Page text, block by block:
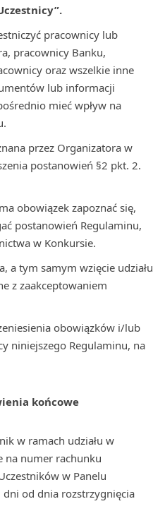
pracownicy lub
pracownicy Banku,
oraz wszelkie inne
lub informacji
mieć wpływ na
przez Organizatora w
postanowień §2 pkt. 2.
obowiązek zapoznać się,
postanowień Regulaminu,
w Konkursie.
a tym samym wzięcie udziału
z zaakceptowaniem
obowiązków i/lub
niniejszego Regulaminu, na
końcowe
w ramach udziału w
na numer rachunku
w Panelu
od dnia rozstrzygnięcia